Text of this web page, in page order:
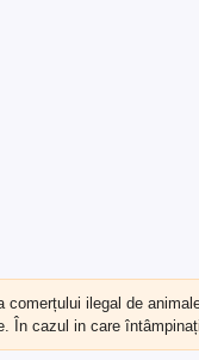
comerțului ilegal de
În cazul in care